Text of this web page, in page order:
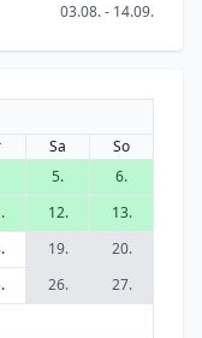
03.08. - 14.09.
Sa
So
5.
6.
12.
13.
19.
20.
26.
27.